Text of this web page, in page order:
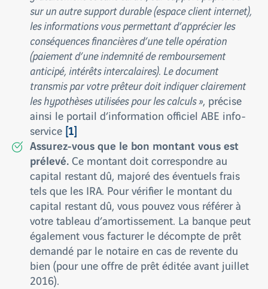
sur un autre support durable (espace client internet),
les informations vous permettant d’apprécier les
conséquences financières d’une telle opération
(paiement d’une indemnité de remboursement
anticipé, intérêts intercalaires). Le document
transmis par votre prêteur doit indiquer clairement
les hypothèses utilisées pour les calculs », précise
ainsi le portail d’information officiel ABE info-
service [1]
Assurez-vous que le bon montant vous est
prélevé.Ce montant doit correspondre au
capital restant dû, majoré des éventuels frais
tels que les IRA. Pour vérifier le montant du
capital restant dû, vous pouvez vous référer à
votre tableau d’amortissement. La banque peut
également vous facturer le décompte de prêt
demandé par le notaire en cas de revente du
bien (pour une offre de prêt éditée avant juillet
2016).